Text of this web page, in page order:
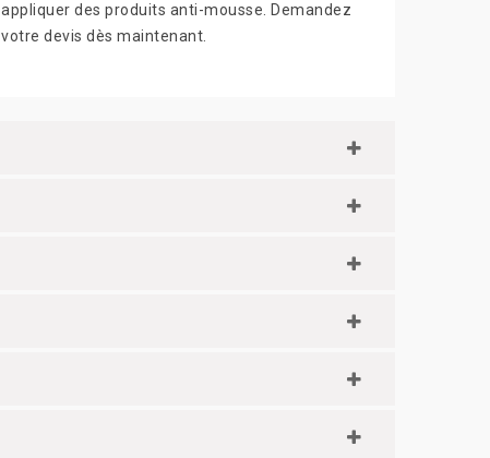
appliquer des produits anti-mousse. Demandez
votre devis dès maintenant.